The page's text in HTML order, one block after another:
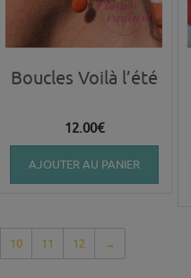
Boucles Voilà l’été
12.00€
AJOUTER AU PANIER
10 11 12 →